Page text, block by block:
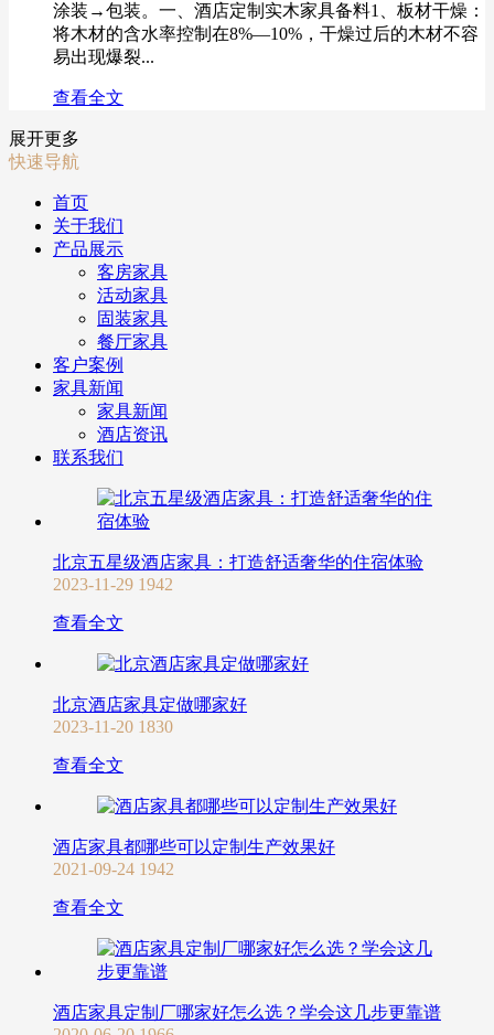
涂装→包装。一、酒店定制实木家具备料1、板材干燥：
将木材的含水率控制在8%—10%，干燥过后的木材不容
易出现爆裂...
查看全文
展开更多
快速导航
首页
关于我们
产品展示
客房家具
活动家具
固装家具
餐厅家具
客户案例
家具新闻
家具新闻
酒店资讯
联系我们
北京五星级酒店家具：打造舒适奢华的住宿体验
2023-11-29 1942
查看全文
北京酒店家具定做哪家好
2023-11-20 1830
查看全文
酒店家具都哪些可以定制生产效果好
2021-09-24 1942
查看全文
酒店家具定制厂哪家好怎么选？学会这几步更靠谱